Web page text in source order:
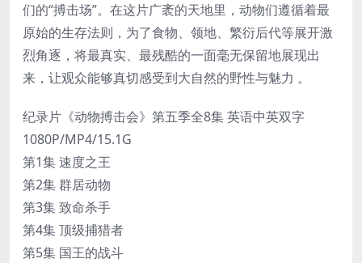
们的“搏击场”。在这片广袤的天地里，动物们遵循着最
原始的生存法则，为了食物、领地、繁衍后代等展开激
烈角逐，将最真实、最残酷的一面毫无保留地展现出
来，让观众能够真切感受到大自然的野性与魅力 。
纪录片《动物搏击会》第五季全8集 英语中英双字
1080P/MP4/15.1G
第1集 速度之王
第2集 群居动物
第3集 致命杀手
第4集 顶级捕猎者
第5集 国王的战斗